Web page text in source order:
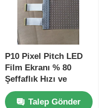
P10 Pixel Pitch LED
Film Ekranı % 80
Şeffaflık Hızı ve
Alışveriş Merkezi
Reklamı için 300W
Talep Gönder